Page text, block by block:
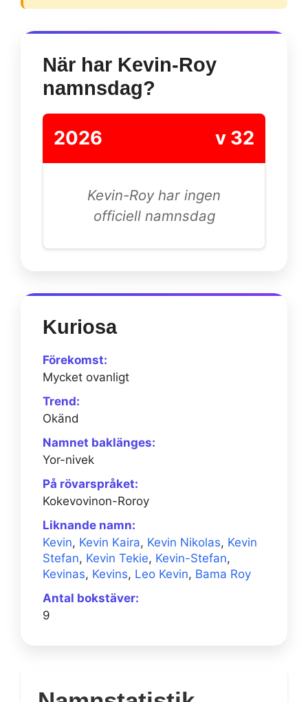
När har Kevin-Roy
namnsdag?
2026 v 32
Kevin-Roy har ingen
officiell namnsdag
Kuriosa
Förekomst:
Mycket ovanligt
Trend:
Okänd
Namnet baklänges:
Yor-nivek
På rövarspråket:
Kokevovinon-Roroy
Liknande namn:
Kevin, Kevin Kaira, Kevin Nikolas, Kevin
Stefan, Kevin Tekie, Kevin-Stefan,
Kevinas, Kevins, Leo Kevin, Bama Roy
Antal bokstäver:
9